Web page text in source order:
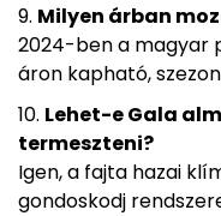
Milyen árban
2024-ben a magyar
áron kapható,
Lehet-e Gala
termeszteni?
Igen, a fajta hazai
gondoskodj